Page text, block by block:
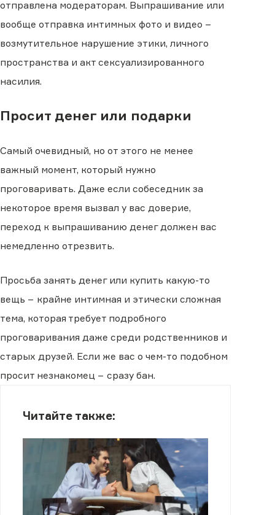
отправлена модераторам. Выпрашивание или
вообще отправка интимных фото и видео −
возмутительное нарушение этики, личного
пространства и акт сексуализированного
насилия.
Просит денег или подарки
Самый очевидный, но от этого не менее
важный момент, который нужно
проговаривать. Даже если собеседник за
некоторое время вызвал у вас доверие,
переход к выпрашиванию денег должен вас
немедленно отрезвить.
Просьба занять денег или купить какую-то
вещь − крайне интимная и этически сложная
тема, которая требует подробного
проговаривания даже среди родственников и
старых друзей. Если же вас о чем-то подобном
просит незнакомец − сразу бан.
Читайте также: